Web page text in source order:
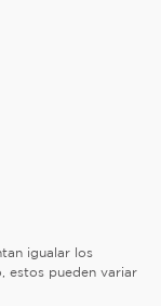
igualar los
estos pueden variar